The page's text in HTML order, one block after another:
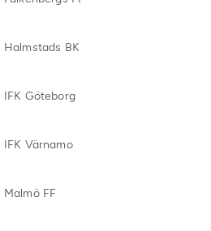
Halmstads BK
IFK Göteborg
IFK Värnamo
Malmö FF